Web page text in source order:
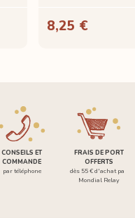
8,25 €
CONSEILS ET
COMMANDE
par téléphone
FRAIS DE PORT
OFFERTS
dès 55 € d'achat par
Mondial Relay